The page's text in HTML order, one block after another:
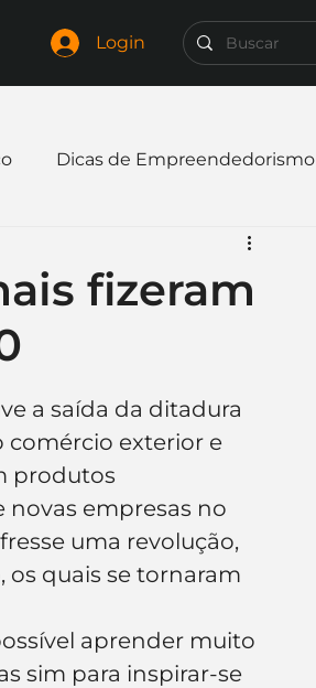
Login
Dicas de Empreendedorismo
Sociais
fizeram
a saída da ditadura
comércio exterior e
produtos
novas empresas no
uma revolução,
quais se tornaram
aprender muito
sim para inspirar-se